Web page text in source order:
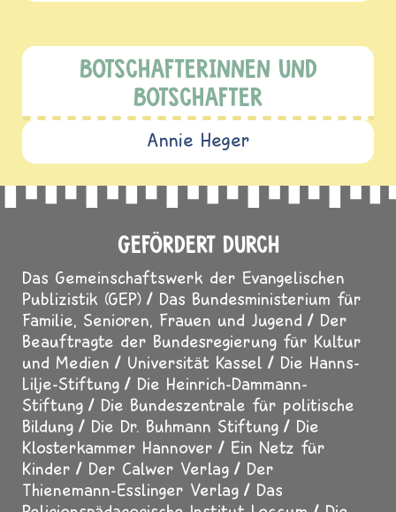
BOTSCHAFTERINNEN UND
BOTSCHAFTER
Annie Heger
GEFÖRDERT DURCH
Das Gemeinschaftswerk der Evangelischen
Publizistik (GEP)
Das Bundesministerium für
Familie, Senioren, Frauen und Jugend
Der
Beauftragte der Bundesregierung für Kultur
und Medien
Universität Kassel
Die Hanns-
Lilje-Stiftung
Die Heinrich-Dammann-
Stiftung
Die Bundeszentrale für politische
Bildung
Die Dr. Buhmann Stiftung
Die
Klosterkammer Hannover
Ein Netz für
Kinder
Der Calwer Verlag
Der
Thienemann-Esslinger Verlag
Das